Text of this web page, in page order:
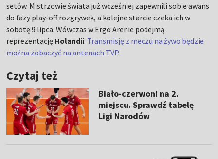
setów. Mistrzowie świata już wcześniej zapewnili sobie awans
do fazy play-off rozgrywek, a kolejne starcie czeka ich w
sobotę 9 lipca. Wówczas w Ergo Arenie podejmą
reprezentację Holandii. Transmisję z meczu na żywo będzie
można zobaczyć na antenach TVP.
Czytaj też
Biało-czerwoni na 2.
miejscu. Sprawdź tabelę
Ligi Narodów